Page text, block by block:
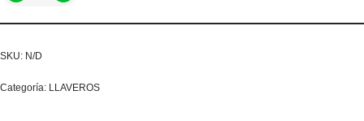
SKU: N/D
Categoría: LLAVEROS